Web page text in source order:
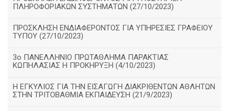
ΠΛΗΡΟΦΟΡΙΑΚΩΝ ΣΥΣΤΗΜΑΤΩΝ (27/10/2023)
ΠΡΟΣΚΛΗΣΗ ΕΝΔΙΑΦΕΡΟΝΤΟΣ ΓΙΑ ΥΠΗΡΕΣΙΕΣ ΓΡΑΦΕΙΟΥ
ΤΥΠΟΥ (27/10/2023)
3ο ΠΑΝΕΛΛΗΝΙΟ ΠΡΩΤΑΘΛΗΜΑ ΠΑΡΑΚΤΙΑΣ
ΚΩΠΗΛΑΣΙΑΣ Η ΠΡΟΚΗΡΥΞΗ (4/10/2023)
Η ΕΓΚΥΛΙΟΣ ΓΙΑ ΤΗΝ ΕΙΣΑΓΩΓΗ ΔΙΑΚΡΙΘΕΝΤΩΝ ΑΘΛΗΤΩΝ
ΣΤΗΝ ΤΡΙΤΟΒΑΘΜΙΑ ΕΚΠΑΙΔΕΥΣΗ (21/9/2023)